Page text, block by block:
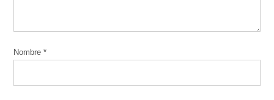
Nombre*